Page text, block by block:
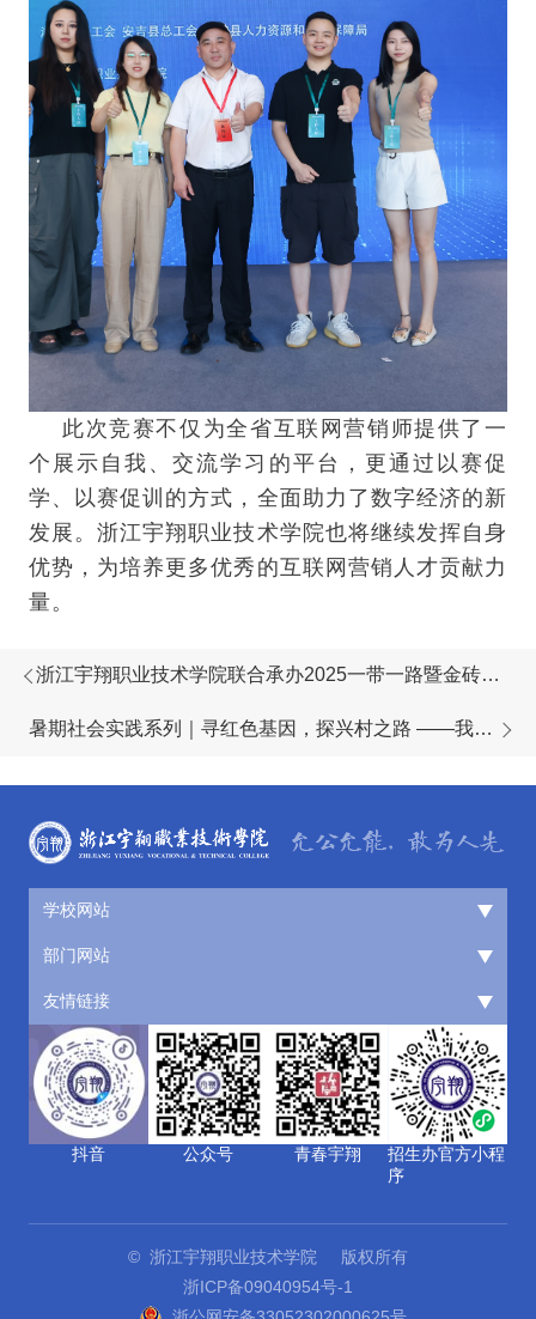
此次竞赛不仅为全省互联网营销师提供了一
个展示自我、交流学习的平台，更通过以赛促
学、以赛促训的方式，全面助力了数字经济的新
发展。浙江宇翔职业技术学院也将继续发挥自身
优势，为培养更多优秀的互联网营销人才贡献力
量。
浙江宇翔职业技术学院联合承办2025一带一路暨金砖大
暑期社会实践系列｜寻红色基因，探兴村之路 ——我院
学校网站
部门网站
友情链接
抖音 公众号 青春宇翔
招生办官方小程
序
© 浙江宇翔职业技术学院 版权所有
浙ICP备09040954号-1